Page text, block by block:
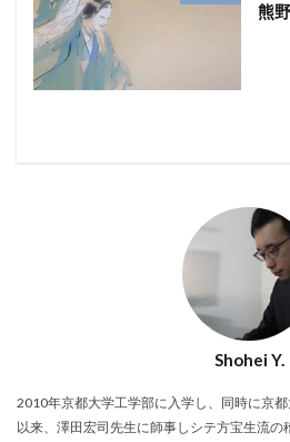
熊
Shohei Y.
2010年京都大学工学部に入学し、同時に京都
以来、澤田宏司先生に師事しシテ方宝生流